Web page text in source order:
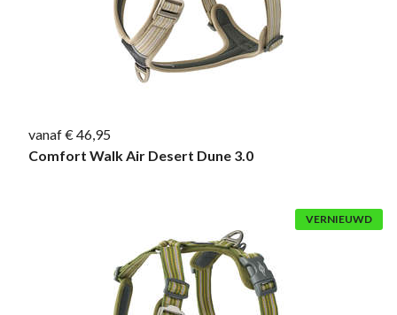
vanaf € 46,95
Comfort Walk Air Desert Dune 3.0
VERNIEUWD